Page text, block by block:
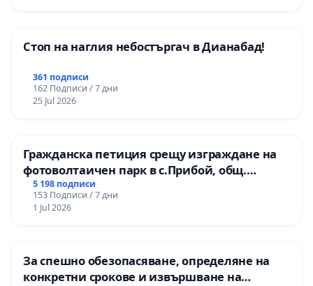
Стоп на наглия небостъргач в Дианабад!
361 подписи
162 Подписи / 7 дни
25 Jul 2026
Гражданска петиция срещу изграждане на
фотоволтаичен парк в с.Прибой, общ.
Радомир
5 198 подписи
153 Подписи / 7 дни
1 Jul 2026
За спешно обезопасяване, определяне на
конкретни срокове и извършване на